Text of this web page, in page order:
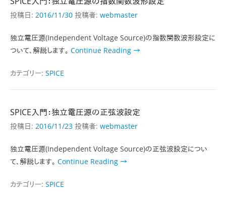
投稿日: 2016/11/30 投稿者: webmaster
独立電圧源(Independent Voltage Source)の指数関数波形設定に
ついて、解説します。 Continue Reading →
カテゴリー: SPICE
SPICE入門：独立電圧源の正弦波設定
投稿日: 2016/11/23 投稿者: webmaster
独立電圧源(Independent Voltage Source)の正弦波設定につい
て、解説します。 Continue Reading →
カテゴリー: SPICE